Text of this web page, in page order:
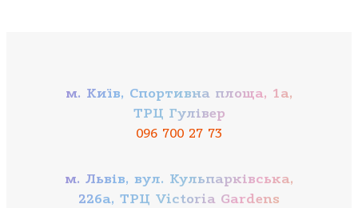
м. Київ, Спортивна площа, 1a,
ТРЦ Гулівер
096 700 27 73
м. Львів, вул. Кульпарківська,
226а, ТРЦ Victoria Gardens